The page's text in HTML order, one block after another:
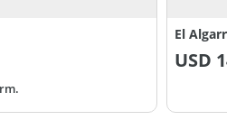
El
USD